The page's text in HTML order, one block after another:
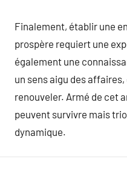
Finalement, établir une
prospère requiert une
également une
un sens aigu des
renouveler. Armé de cet
peuvent survivre mais
dynamique.